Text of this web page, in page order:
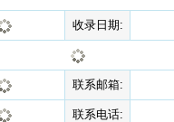
收录日期:
联系邮箱:
联系电话: